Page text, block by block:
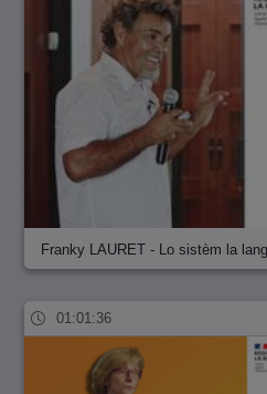
Franky LAURET - Lo sistèm la
01:01:36